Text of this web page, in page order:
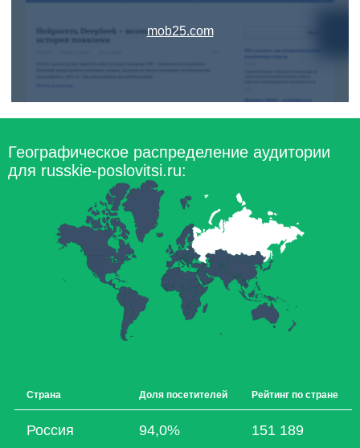
mob25.com
Географическое распределение аудитории
для russkie-poslovitsi.ru:
Страна Доля посетителей Рейтинг по стране
Россия 94,0% 151 189